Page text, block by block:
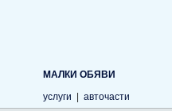
МАЛКИ ОБЯВИ
услуги
авточасти